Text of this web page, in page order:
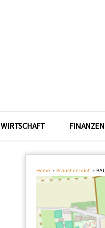
WIRTSCHAFT FINANZEN
Home » Branchenbuch »